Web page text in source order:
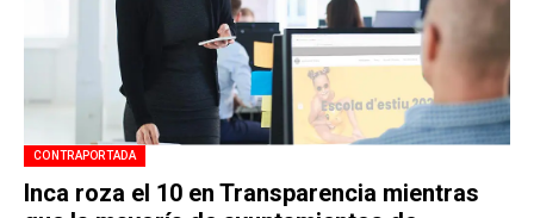
CONTRAPORTADA
Inca roza el 10 en Transparencia mientras